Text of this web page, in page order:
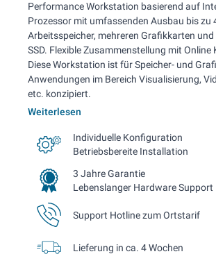
Performance Workstation basierend auf
Prozessor mit umfassenden Ausbau bis zu
Arbeitsspeicher, mehreren Grafikkarten
SSD. Flexible Zusammenstellung mit
Diese Workstation ist für Speicher- und
Anwendungen im Bereich Visualisierung,
etc. konzipiert.
Weiterlesen
Individuelle Konfiguration
Betriebsbereite Installation
3 Jahre Garantie
Lebenslanger Hardware Support
Support Hotline zum Ortstarif
Lieferung in ca. 4 Wochen